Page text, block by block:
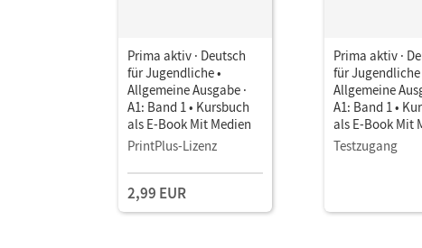
Prima aktiv · Deutsch
für Jugendliche •
Allgemeine Ausgabe ·
A1: Band 1 • Kursbuch
als E-Book Mit Medien
PrintPlus-Lizenz
2,99 EUR
Prima aktiv ·
für Jugendliche
Allgemeine
A1: Band 1 •
als E-Book Mit
Testzugang